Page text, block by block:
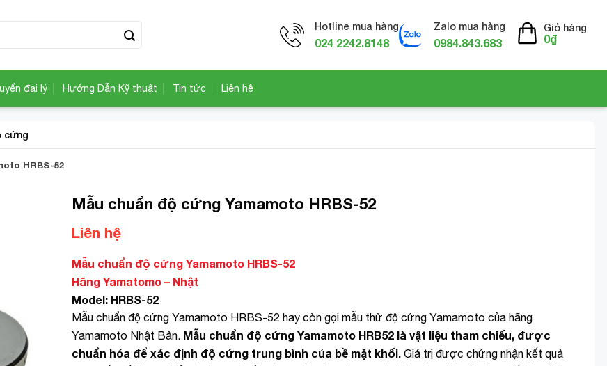
Hotline mua hàng
024 2242.8148
Zalo mua hàng
0984.843.683
Giỏ hàng
0₫
đại lý Hướng Dẫn Kỹ thuật Tin tức Liên hệ
cứng
HRBS-52
Mẫu chuẩn độ cứng Yamamoto HRBS-52
Liên hệ
Mẫu chuẩn độ cứng Yamamoto HRBS-52
Hãng Yamatomo – Nhật
Model: HRBS-52
Mẫu chuẩn độ cứng Yamamoto HRBS-52 hay còn gọi mẫu thử độ cứng Yamamoto của hãng
Yamamoto Nhật Bản. Mẫu chuẩn độ cứng Yamamoto HRB52 là vật liệu tham chiếu, được
chuẩn hóa để xác định độ cứng trung bình của bề mặt khối. Giá trị được chứng nhận kết quả